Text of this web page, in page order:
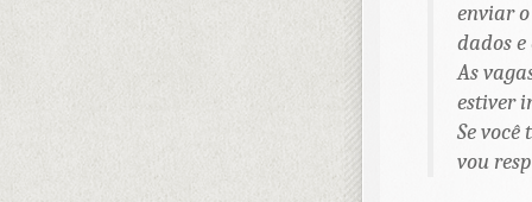
enviar
dados
As
estiver
Se
vou